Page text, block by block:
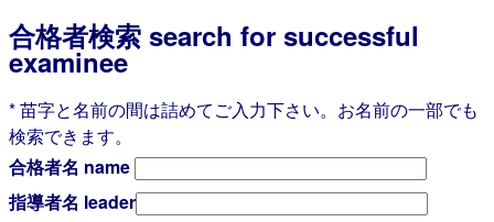
合格者検索 search for successful
examinee
* 苗字と名前の間は詰めてご入力下さい。お名前の一部でも
検索できます。
合格者名 name
指導者名 leader